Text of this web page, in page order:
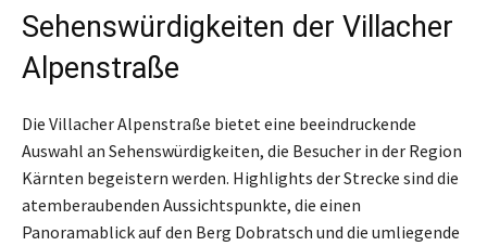
Sehenswürdigkeiten der Villacher
Alpenstraße
Die Villacher Alpenstraße bietet eine beeindruckende
Auswahl an Sehenswürdigkeiten, die Besucher in der Region
Kärnten begeistern werden. Highlights der Strecke sind die
atemberaubenden Aussichtspunkte, die einen
Panoramablick auf den Berg Dobratsch und die umliegende